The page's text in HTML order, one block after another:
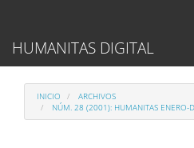
Contenido
principal
lateral
HUMANITAS DIGITAL
INICIO
ARCHIVOS
NÚM. 28 (2001): HUMANITAS ENERO-